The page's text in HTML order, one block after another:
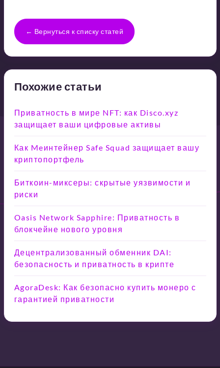
← Вернуться к списку статей
Похожие статьи
Приватность в мире NFT: как Disco.xyz
защищает ваши цифровые активы
Как Meинтейнер Safe Squad защищает вашу
криптопортфель
Биткоин-миксеры: скрытые уязвимости и
риски
Oasis Network Sapphire: Приватность в
блокчейне нового уровня
Децентрализованный обменник DAI:
безопасность и приватность в крипте
AgoraDesk: Как безопасно купить монеро с
гарантией приватности